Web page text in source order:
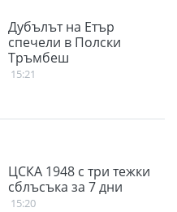
Дубълът на Етър
спечели в Полски
Тръмбеш
15:21
ЦСКА 1948 с три тежки
сблъсъка за 7 дни
15:20